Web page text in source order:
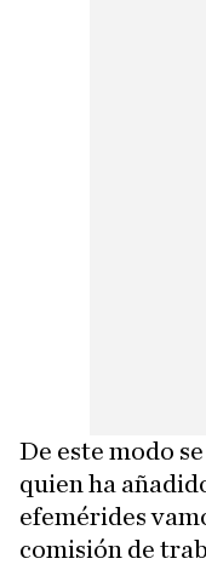
De este modo
quien ha
efemérides
comisión de